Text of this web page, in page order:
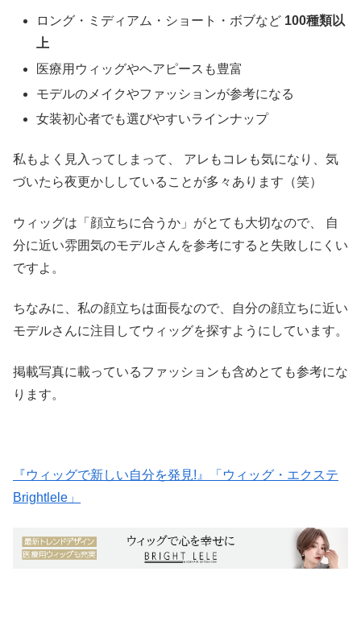
ロング・ミディアム・ショート・ボブなど 100種類以
上
医療用ウィッグやヘアピースも豊富
モデルのメイクやファッションが参考になる
女装初心者でも選びやすいラインナップ
私もよく見入ってしまって、 アレもコレも気になり、気
づいたら夜更かししていることが多々あります（笑）
ウィッグは「顔立ちに合うか」がとても大切なので、 自
分に近い雰囲気のモデルさんを参考にすると失敗しにくい
ですよ。
ちなみに、私の顔立ちは面長なので、自分の顔立ちに近い
モデルさんに注目してウィッグを探すようにしています。
掲載写真に載っているファッションも含めとても参考にな
ります。
『ウィッグで新しい自分を発見!』「ウィッグ・エクステ
Brightlele」